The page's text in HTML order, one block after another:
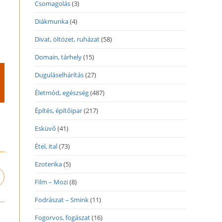
Csomagolás(3)
Diákmunka(4)
Divat, öltözet, ruházat(58)
Domain, tárhely(15)
Duguláselhárítás(27)
Életmód, egészség(487)
Építés, építőipar(217)
Esküvő (41)
Étel, ital(73)
Ezoterika(5)
Film – Mozi(8)
Fodrászat – Smink(11)
Fogorvos, fogászat(16)